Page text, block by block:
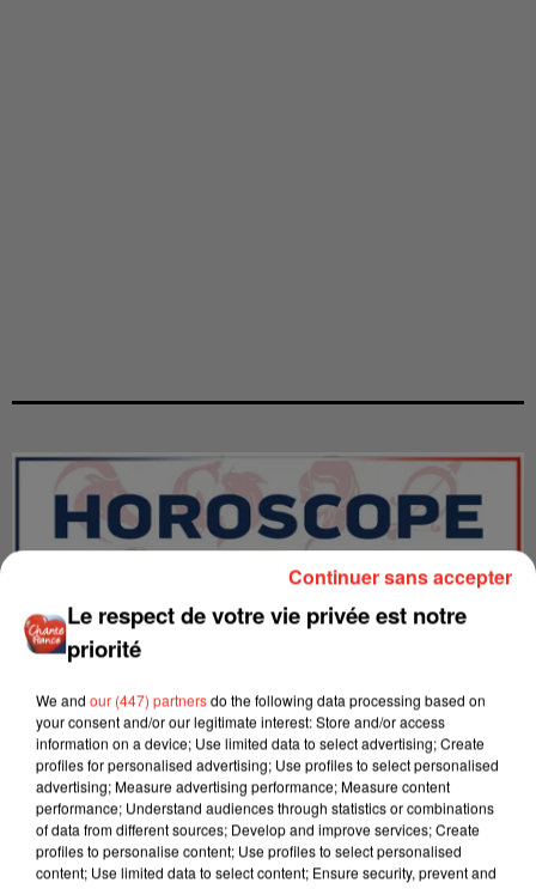
LES INTERVIEWS CHANTE
FRANCE
Voir plus
"JE SUIS À DISPOSITION DES
Le respect de votre vie privée est notre
priorité
We and our (447) partnersdo the following data processing based on
your consent and/or our legitimate interest: Store and/or access
information on a device; Use limited data to select advertising; Create
profiles for personalised advertising; Use profiles to select personalised
advertising; Measure advertising performance; Measure content
performance; Understand audiences through statistics or combinations
of data from different sources; Develop and improve services; Create
profiles to personalise content; Use profiles to select personalised
content; Use limited data to select content; Ensure security, prevent and
Continuer sans accepter